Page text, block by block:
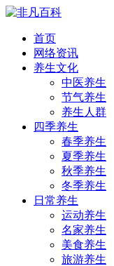
首页
网络资讯
养生文化
中医养生
节气养生
养生人群
四季养生
春季养生
夏季养生
秋季养生
冬季养生
日常养生
运动养生
名家养生
美食养生
旅游养生